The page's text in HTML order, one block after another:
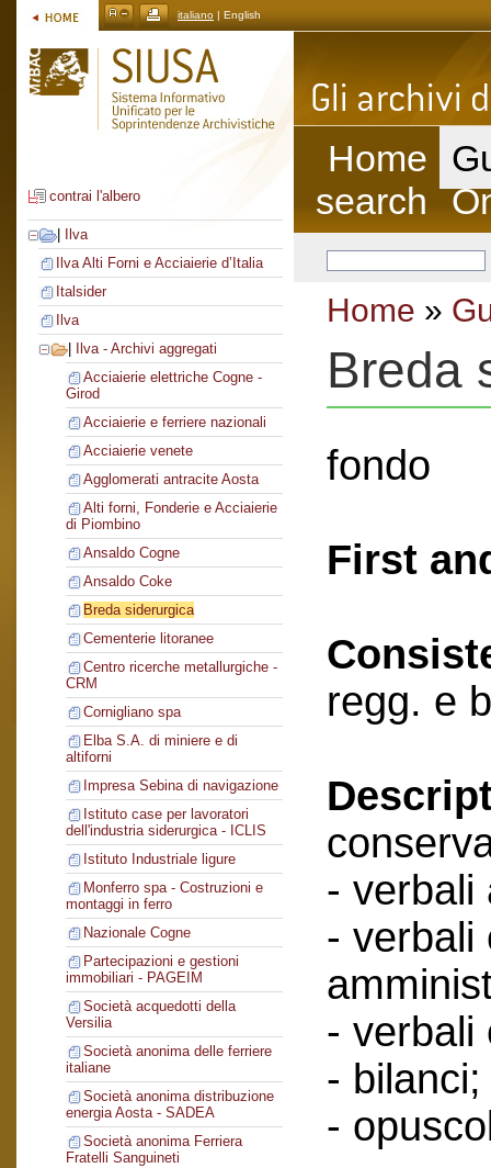
italiano | English
contrai l'albero
Ilva
Ilva Alti Forni e Acciaierie d’Italia
Italsider
Ilva
Ilva - Archivi aggregati
Acciaierie elettriche Cogne -
Girod
Acciaierie e ferriere nazionali
Acciaierie venete
Agglomerati antracite Aosta
Alti forni, Fonderie e Acciaierie
di Piombino
Ansaldo Cogne
Ansaldo Coke
Breda siderurgica
Cementerie litoranee
Centro ricerche metallurgiche -
CRM
Cornigliano spa
Elba S.A. di miniere e di
altiforni
Impresa Sebina di navigazione
Istituto case per lavoratori
dell'industria siderurgica - ICLIS
Istituto Industriale ligure
Monferro spa - Costruzioni e
montaggi in ferro
Nazionale Cogne
Partecipazioni e gestioni
immobiliari - PAGEIM
Società acquedotti della
Versilia
Società anonima delle ferriere
italiane
Società anonima distribuzione
energia Aosta - SADEA
Società anonima Ferriera
Fratelli Sanguineti
Home
search
Home »
Breda
fondo
First
regg. e
- verbali
- verbali
- verbali
- bilanci;
-